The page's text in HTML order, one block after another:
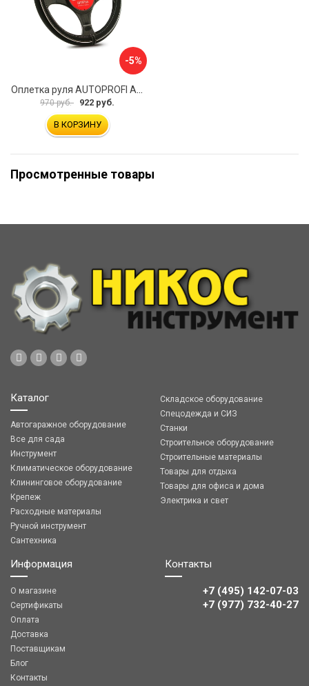
-5%
970 руб. 922 руб.
В КОРЗИНУ
Просмотренные товары
Каталог
Автогаражное оборудование
Все для сада
Инструмент
Климатическое оборудование
Клининговое оборудование
Крепеж
Расходные материалы
Ручной инструмент
Сантехника
Складское оборудование
Спецодежда и СИЗ
Станки
Строительное оборудование
Строительные материалы
Товары для отдыха
Товары для офиса и дома
Электрика и свет
Информация
О магазине
Сертификаты
Оплата
Доставка
Поставщикам
Блог
Контакты
Контакты
+7 (495) 142-07-03
‎‎+7 (977) 732-40-27